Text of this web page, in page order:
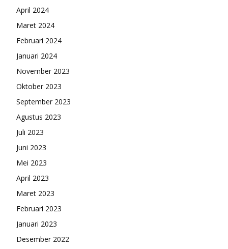
April 2024
Maret 2024
Februari 2024
Januari 2024
November 2023
Oktober 2023
September 2023
Agustus 2023
Juli 2023
Juni 2023
Mei 2023
April 2023
Maret 2023
Februari 2023
Januari 2023
Desember 2022